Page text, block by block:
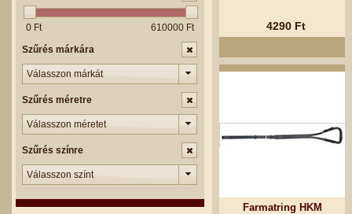
610000 Ft
0 Ft
Szűrés márkára
Válasszon márkát
Szűrés méretre
Válasszon méretet
Szűrés színre
Válasszon színt
4290 Ft
Farmatring HKM